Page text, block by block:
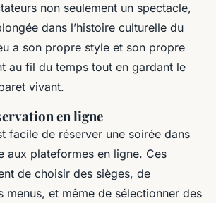
non seulement un spectacle,
dans l’histoire culturelle du
a son propre style et son propre
au fil du temps tout en gardant le
vivant.
en ligne
facile de réserver une soirée dans
aux plateformes en ligne. Ces
de choisir des sièges, de
menus, et même de sélectionner des